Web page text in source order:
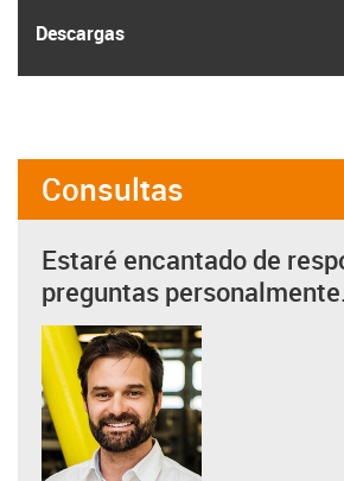
Descargas
Consultas
Estaré encantado de
preguntas